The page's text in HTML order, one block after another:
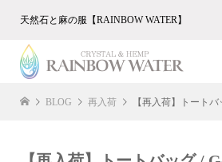
天然石と麻の服【RAINBOW WATER】
BLOG 再入荷 【再入荷】トート